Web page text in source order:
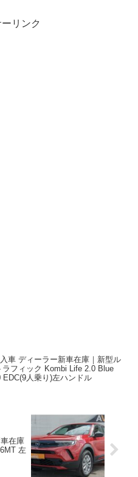
リンク
車 ディーラー新車在庫｜新型ル
ラフィック Kombi Life 2.0 Blue
EDC(9人乗り)左ハンドル
在庫
左